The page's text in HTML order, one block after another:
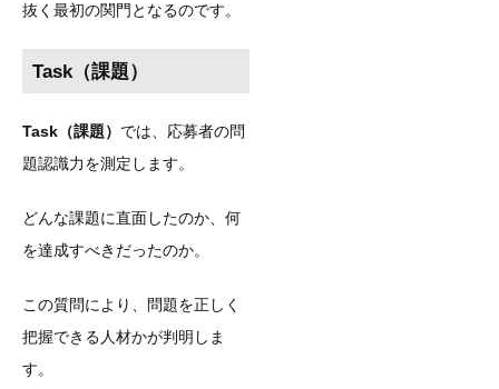
抜く最初の関門となるのです。
Task（課題）
Task（課題） では、応募者の問
題認識力を測定します。
どんな課題に直面したのか、何
を達成すべきだったのか。
この質問により、問題を正しく
把握できる人材かが判明しま
す。